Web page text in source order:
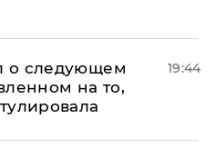
о следующем
на то,
19:44